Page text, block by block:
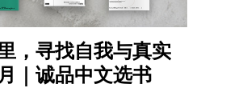
，寻找自我与真实
｜诚品中文选书